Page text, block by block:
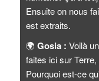
Ensuite on nous
est extraits.
🌍 Gosia : Voilà
faites ici sur
Pourquoi est-ce